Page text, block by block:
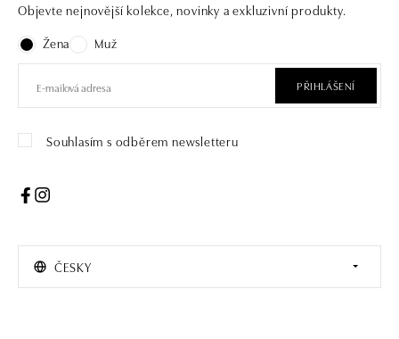
Objevte nejnovější kolekce, novinky a exkluzivní produkty.
Žena
Muž
PŘIHLÁŠENÍ
Souhlasím s odběrem newsletteru
ČESKY